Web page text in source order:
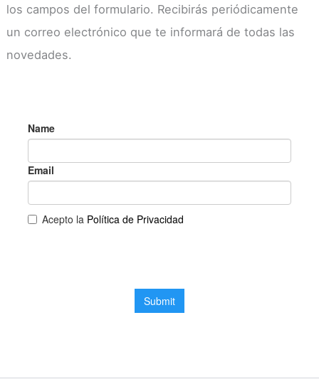
los campos del formulario. Recibirás periódicamente
un correo electrónico que te informará de todas las
novedades.